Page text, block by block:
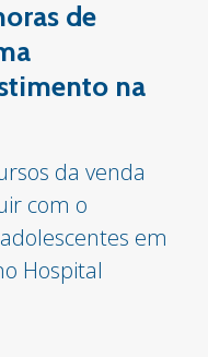
de
na
da venda
com o
em
Hospital